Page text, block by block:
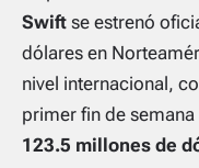
Swift se estrenó
dólares en
nivel internacional,
primer fin de
123.5 millones de